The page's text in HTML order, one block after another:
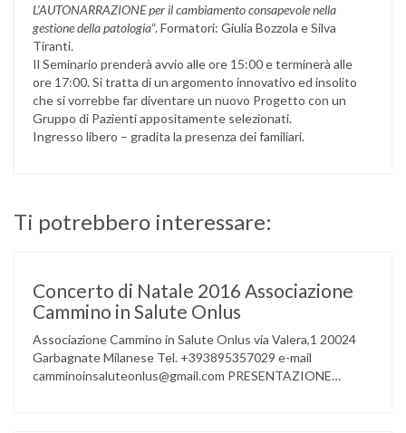
L’AUTONARRAZIONE per il cambiamento consapevole nella
gestione della patologia“. Formatori: Giulia Bozzola e Silva
Tiranti.
Il Seminario prenderà avvio alle ore 15:00 e terminerà alle
ore 17:00. Si tratta di un argomento innovativo ed insolito
che si vorrebbe far diventare un nuovo Progetto con un
Gruppo di Pazienti appositamente selezionati.
Ingresso libero – gradita la presenza dei familiari.
Ti potrebbero interessare:
Concerto di Natale 2016 Associazione
Cammino in Salute Onlus
Associazione Cammino in Salute Onlus via Valera,1 20024
Garbagnate Milanese Tel. +393895357029 e-mail
camminoinsaluteonlus@gmail.com PRESENTAZIONE